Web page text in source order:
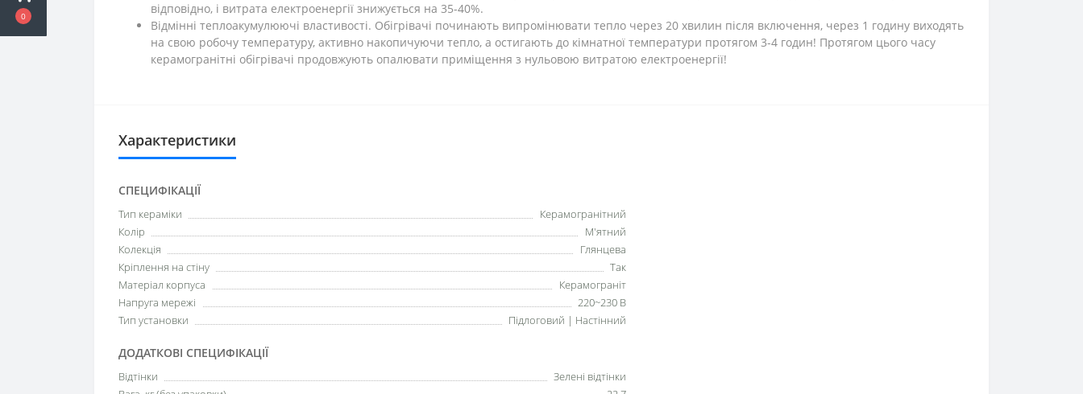
0
відповідно, і витрата електроенергії знижується на 35-40%.
Відмінні теплоакумулюючі властивості. Обігрівачі починають випромінювати тепло через 20 хвилин після включення, через 1 годину виходять
на свою робочу температуру, активно накопичуючи тепло, а остигають до кімнатної температури протягом 3-4 годин! Протягом цього часу
керамогранітні обігрівачі продовжують опалювати приміщення з нульовою витратою електроенергії!
Характеристики
СПЕЦИФІКАЦІЇ
Тип кераміки
Керамогранітний
Колір
М'ятний
Колекція
Глянцева
Кріплення на стіну
Так
Матеріал корпуса
Керамограніт
Напруга мережі
220~230 В
Тип установки
Підлоговий | Настінний
ДОДАТКОВІ СПЕЦИФІКАЦІЇ
Відтінки
Зелені відтінки